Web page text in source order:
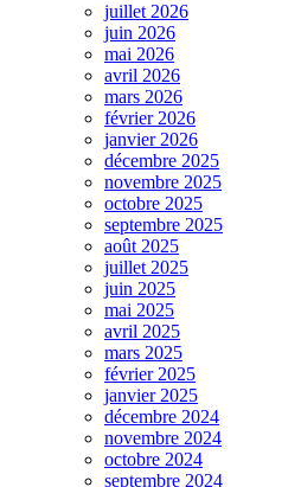
juillet 2026
juin 2026
mai 2026
avril 2026
mars 2026
février 2026
janvier 2026
décembre 2025
novembre 2025
octobre 2025
septembre 2025
août 2025
juillet 2025
juin 2025
mai 2025
avril 2025
mars 2025
février 2025
janvier 2025
décembre 2024
novembre 2024
octobre 2024
septembre 2024